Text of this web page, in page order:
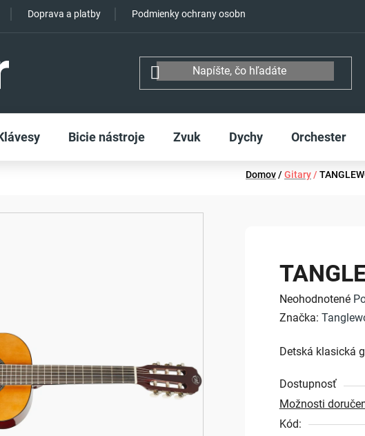
Doprava a platby Podmienky ochrany osobných údajov
Bicie nástroje Zvuk Dychy Orchester
Domov/Gitary /
Priemerné
hodnotenie
je
z
5
hviezdičiek.
Neohodnotené
Značka:
Detská klasická
Dostupnosť
Možnosti
Kód: